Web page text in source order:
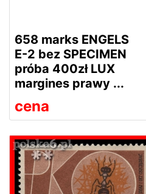
658 marks ENGELS
E-2 bez SPECIMEN
próba 400zł LUX
margines prawy ...
cena